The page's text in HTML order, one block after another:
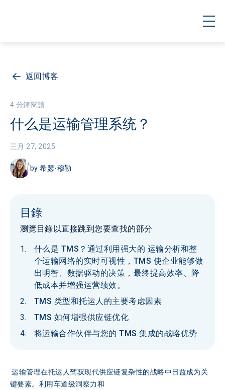
返回博客
4 分鐘閱讀
什么是运输管理系统？
三月 27, 2025
by希瑟-穆勒
目錄
瀏覽目錄以直接跳到您要查找的部分
什么是 TMS？通过利用强大的 运输分析和整
个运输网络的实时可视性，TMS 使企业能够做
出明智、数据驱动的决策，最终提高效率、降
低成本并增强运营绩效。
TMS 类型和托运人的主要考虑因素
TMS 如何增强供应链优化
将运输合作伙伴与您的 TMS 集成的战略优势
运输管理在托运人驾驭现代供应链复杂性的战略中日益成为关
键要素。利用车道级洞察力和